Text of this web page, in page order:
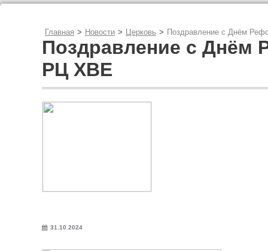
Главная > Новости > Церковь > Поздравление с Днём
Поздравление с Днём
РЦ ХВЕ
31.10.2024